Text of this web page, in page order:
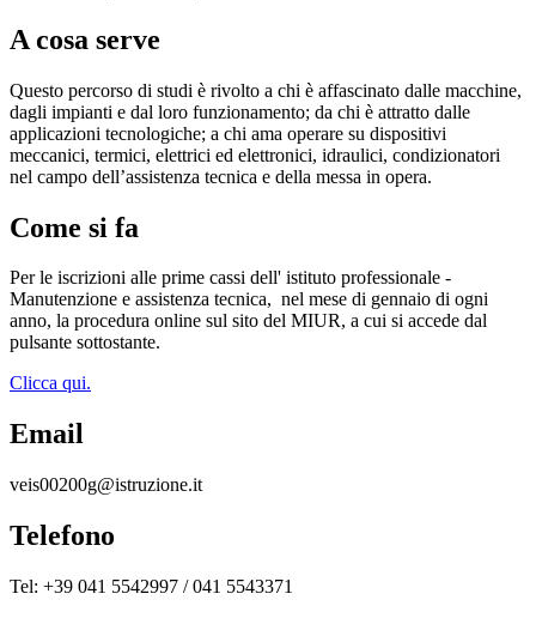
A cosa serve
Questo percorso di studi è rivolto a chi è affascinato dalle macchine,
dagli impianti e dal loro funzionamento; da chi è attratto dalle
applicazioni tecnologiche; a chi ama operare su dispositivi
meccanici, termici, elettrici ed elettronici, idraulici, condizionatori
nel campo dell’assistenza tecnica e della messa in opera.
Come si fa
Per le iscrizioni alle prime cassi dell' istituto professionale -
Manutenzione e assistenza tecnica, nel mese di gennaio di ogni
anno, la procedura online sul sito del MIUR, a cui si accede dal
pulsante sottostante.
Clicca qui.
Email
veis00200g@istruzione.it
Telefono
Tel: +39 041 5542997 / 041 5543371